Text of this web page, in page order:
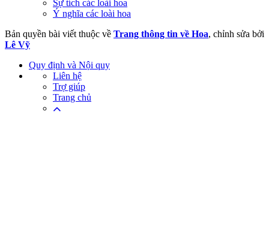
Sự tích các loài hoa
Ý nghĩa các loài hoa
Bản quyền bài viết thuộc về Trang thông tin về Hoa, chỉnh sửa bởi
Lê Vỹ
Quy định và Nội quy
Liên hệ
Trợ giúp
Trang chủ